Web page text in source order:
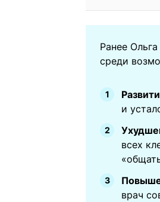
Ранее
среди
и
всех
врач